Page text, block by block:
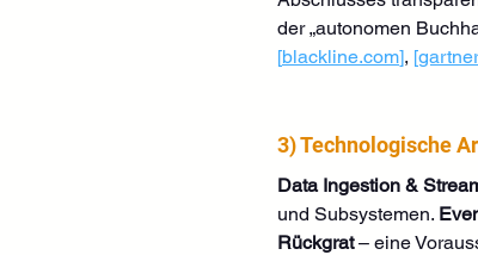
der „autonomen
[blackline.com], [
3) Technologische
Data Ingestion &
und Subsystemen.
Rückgrat – eine